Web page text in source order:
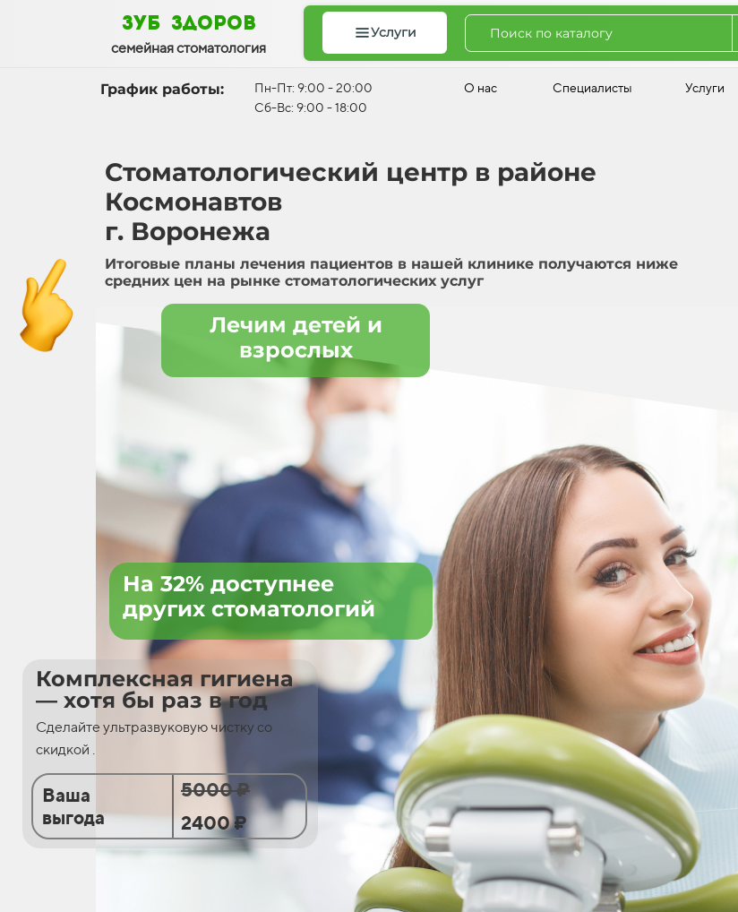
зуб здоров
семейная стоматология
Услуги
График работы:
Пн-Пт: 9:00 - 20:00
Сб-Вс: 9:00 - 18:00
О нас Специалисты Услуги
Комплексная гигиена
— хотя бы раз в год
Сделайте ультразвуковую чистку со
скидкой .
Ваша
выгода
5000 ₽
2400 ₽
Лечим детей и
взрослых
Стоматологический центр в районе
Космонавтов
г. Воронежа
Итоговые планы лечения пациентов в нашей клинике получаются ниже
средних цен на рынке стоматологических услуг
На 32% доступнее
других стоматологий